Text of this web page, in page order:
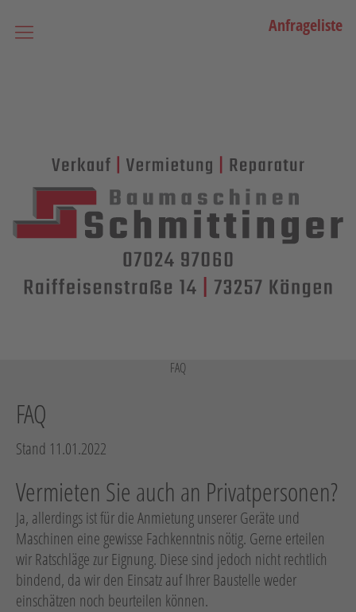
Anfrageliste
Bagger
Lader / Planiermaschinen
Lasergesteuerte Maschinen
Teleskopmaschinen
Miniraupenkrane
Arbeitsbühnen / Aufzüge
Strom
Sägen, Trennen
Oberflächenbearbeitung
Schrauben, Bohren
FAQ
FAQ
Stand 11.01.2022
Vermieten Sie auch an Privatpersonen?
Ja, allerdings ist für die Anmietung unserer Geräte und
Maschinen eine gewisse Fachkenntnis nötig. Gerne erteilen
wir Ratschläge zur Eignung. Diese sind jedoch nicht rechtlich
bindend, da wir den Einsatz auf Ihrer Baustelle weder
einschätzen noch beurteilen können.